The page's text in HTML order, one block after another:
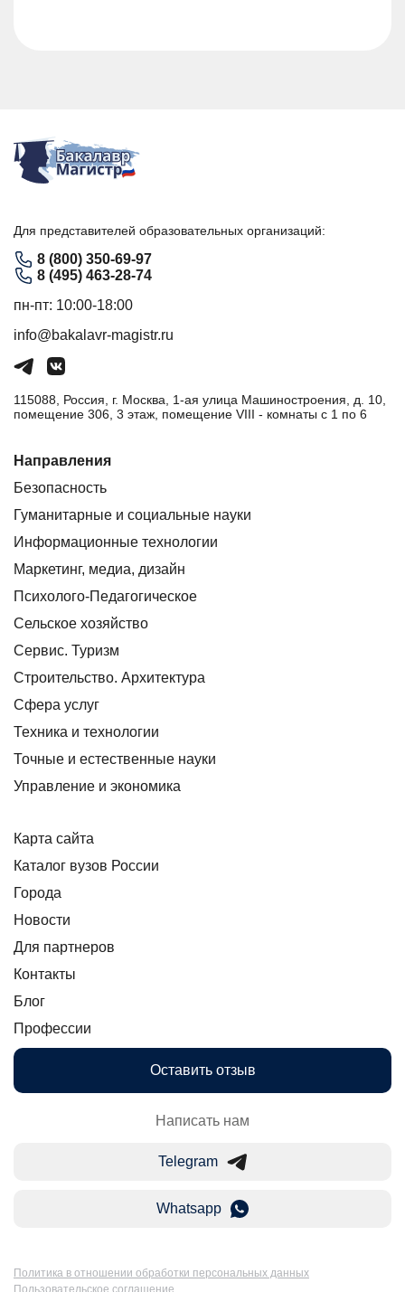
Для представителей образовательных организаций:
8 (800) 350-69-97
8 (495) 463-28-74
пн-пт: 10:00-18:00
info@bakalavr-magistr.ru
115088, Россия, г. Москва, 1-ая улица Машиностроения, д. 10,
помещение 306, 3 этаж, помещение VIII - комнаты с 1 по 6
Направления
Безопасность
Гуманитарные и социальные науки
Информационные технологии
Маркетинг, медиа, дизайн
Психолого-Педагогическое
Сельское хозяйство
Сервис. Туризм
Строительство. Архитектура
Сфера услуг
Техника и технологии
Точные и естественные науки
Управление и экономика
Карта сайта
Каталог вузов России
Города
Новости
Для партнеров
Контакты
Блог
Профессии
Оставить отзыв
Написать нам
Telegram
Whatsapp
Политика в отношении обработки персональных данных
Пользовательское соглашение